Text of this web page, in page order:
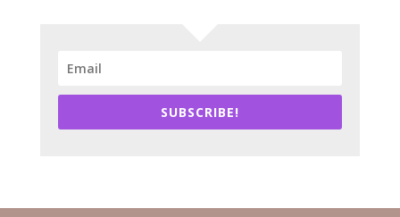
SUBSCRIBE!